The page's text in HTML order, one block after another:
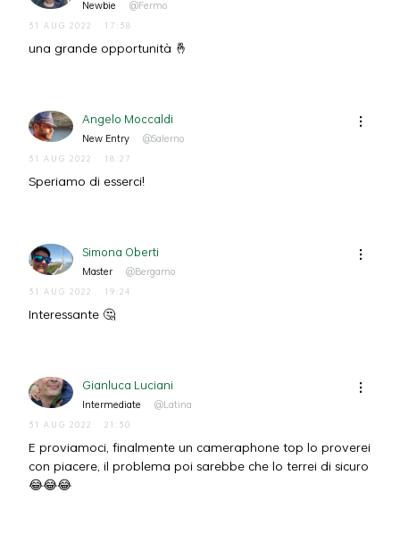
Newbie @Fermo
31 AUG 2022 17:38
una grande opportunità 🤞
Angelo Moccaldi
New Entry @Salerno
31 AUG 2022 18:27
Speriamo di esserci!
Simona Oberti
Master @Bergamo
31 AUG 2022 19:24
Interessante 🤔
Gianluca Luciani
Intermediate @Latina
31 AUG 2022 21:30
E proviamoci, finalmente un cameraphone top lo proverei
con piacere, il problema poi sarebbe che lo terrei di sicuro
😂😂😂